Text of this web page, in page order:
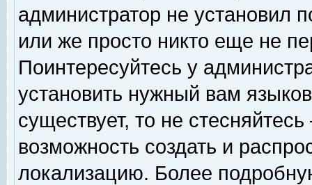
администратор не установил
или же просто никто еще не
Поинтересуйтесь у
установить нужный вам
существует, то не
возможность создать и
локализацию. Более